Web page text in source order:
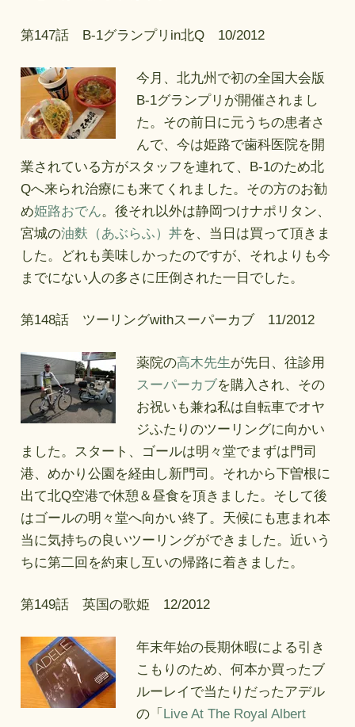
第147話 B-1グランプリin北Q 10/2012
今月、北九州で初の全国大会版
B-1グランプリが開催されまし
た。その前日に元うちの患者さ
んで、今は姫路で歯科医院を開
業されている方がスタッフを連れて、B-1のため北
Qへ来られ治療にも来てくれました。その方のお勧
め姫路おでん。後それ以外は静岡つけナポリタン、
宮城の油麩（あぶらふ）丼を、当日は買って頂きま
した。どれも美味しかったのですが、それよりも今
までにない人の多さに圧倒された一日でした。
第148話 ツーリングwithスーパーカブ 11/2012
薬院の高木先生が先日、往診用
スーパーカブを購入され、その
お祝いも兼ね私は自転車でオヤ
ジふたりのツーリングに向かい
ました。スタート、ゴールは明々堂でまずは門司
港、めかり公園を経由し新門司。それから下曽根に
出て北Q空港で休憩＆昼食を頂きました。そして後
はゴールの明々堂へ向かい終了。天候にも恵まれ本
当に気持ちの良いツーリングができました。近いう
ちに第二回を約束し互いの帰路に着きました。
第149話 英国の歌姫 12/2012
年末年始の長期休暇による引き
こもりのため、何本か買ったブ
ルーレイで当たりだったアデル
の「 Live At The Royal Albert